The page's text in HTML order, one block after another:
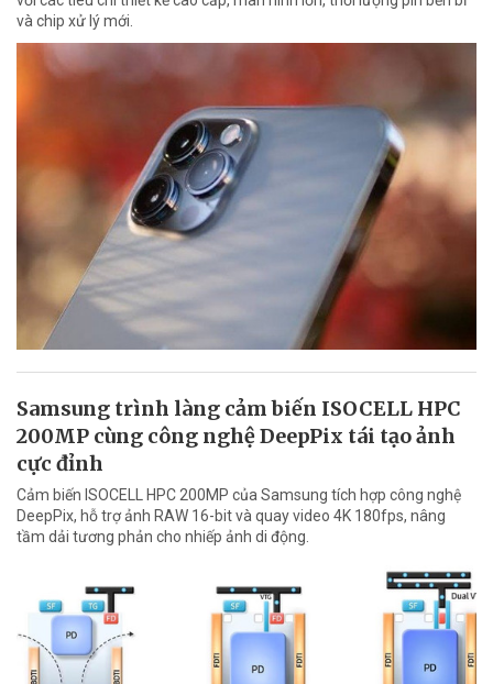
và chip xử lý mới.
Samsung trình làng cảm biến ISOCELL HPC
200MP cùng công nghệ DeepPix tái tạo ảnh
cực đỉnh
Cảm biến ISOCELL HPC 200MP của Samsung tích hợp công nghệ
DeepPix, hỗ trợ ảnh RAW 16-bit và quay video 4K 180fps, nâng
tầm dải tương phản cho nhiếp ảnh di động.